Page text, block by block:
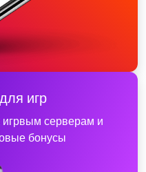
игр
серверам и
бонусы